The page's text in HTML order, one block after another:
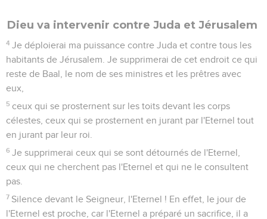
Dieu va intervenir contre Juda et Jérusalem
4 Je déploierai ma puissance contre Juda et contre tous les
habitants de Jérusalem. Je supprimerai de cet endroit ce qui
reste de Baal, le nom de ses ministres et les prêtres avec
eux,
5 ceux qui se prosternent sur les toits devant les corps
célestes, ceux qui se prosternent en jurant par l'Eternel tout
en jurant par leur roi.
6 Je supprimerai ceux qui se sont détournés de l'Eternel,
ceux qui ne cherchent pas l'Eternel et qui ne le consultent
pas.
7 Silence devant le Seigneur, l'Eternel ! En effet, le jour de
l'Eternel est proche, car l'Eternel a préparé un sacrifice, il a